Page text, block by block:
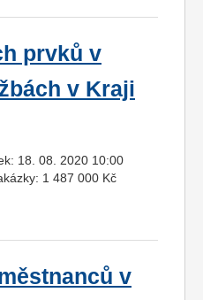
prvků v
v Kraji
18. 08. 2020 10:00
1 487 000 Kč
v